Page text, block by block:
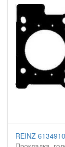
REINZ